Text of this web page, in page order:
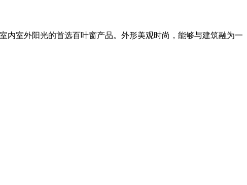
内室外阳光的首选百叶窗产品。外形美观时尚，能够与建筑融为一